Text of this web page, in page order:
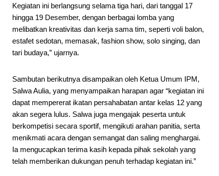
Kegiatan ini berlangsung selama tiga hari, dari tanggal 17
hingga 19 Desember, dengan berbagai lomba yang
melibatkan kreativitas dan kerja sama tim, seperti voli balon,
estafet sedotan, memasak, fashion show, solo singing, dan
tari budaya,” ujarnya.
Sambutan berikutnya disampaikan oleh Ketua Umum IPM,
Salwa Aulia, yang menyampaikan harapan agar “kegiatan ini
dapat mempererat ikatan persahabatan antar kelas 12 yang
akan segera lulus. Salwa juga mengajak peserta untuk
berkompetisi secara sportif, mengikuti arahan panitia, serta
menikmati acara dengan semangat dan saling menghargai.
Ia mengucapkan terima kasih kepada pihak sekolah yang
telah memberikan dukungan penuh terhadap kegiatan ini.”